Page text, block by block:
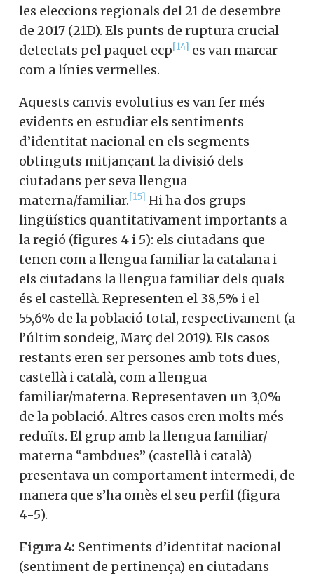
les eleccions regionals del 21 de desembre
de 2017 (21D). Els punts de ruptura crucial
detectats pel paquet ecp[14] es van marcar
com a línies vermelles.
Aquests canvis evolutius es van fer més
evidents en estudiar els sentiments
d’identitat nacional en els segments
obtinguts mitjançant la divisió dels
ciutadans per seva llengua
materna/familiar.[15] Hi ha dos grups
lingüístics quantitativament importants a
la regió (figures 4 i 5): els ciutadans que
tenen com a llengua familiar la catalana i
els ciutadans la llengua familiar dels quals
és el castellà. Representen el 38,5% i el
55,6% de la població total, respectivament (a
l’últim sondeig, Març del 2019). Els casos
restants eren ser persones amb tots dues,
castellà i català, com a llengua
familiar/materna. Representaven un 3,0%
de la població. Altres casos eren molts més
reduïts. El grup amb la llengua familiar/
materna “ambdues” (castellà i català)
presentava un comportament intermedi, de
manera que s’ha omès el seu perfil (figura
4-5).
Figura 4: Sentiments d’identitat nacional
(sentiment de pertinença) en ciutadans